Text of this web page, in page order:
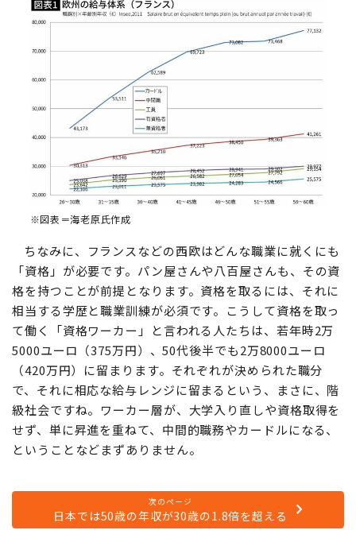
※図表＝海老原氏作成
ちなみに、フランスなどの西欧はどんな職業に就くにも
「資格」が必要です。パン屋さんや八百屋さんも、その資
格を持つことが前提となります。資格を取るには、それに
相当する学歴と職業訓練が必須です。こうして資格を取っ
て働く「資格ワーカー」と言われる人たちは、若年時2万
5000ユーロ（375万円）、50代後半でも2万8000ユーロ
（420万円）に留まります。それぞれが決められた職分
で、それに相応な給与レンジに留まるという、まさに、階
級社会ですね。ワーカー層が、大学入り直しや資格取得を
せず、単に昇進を重ねて、中間的職務やカードルになる、
ということなどまずありません。
次のページ
日本では50歳の年収が30歳の1.8倍を超える